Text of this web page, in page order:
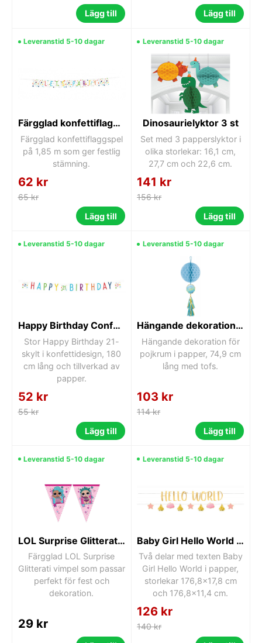
Lägg till
Lägg till
Leveranstid 5-10 dagar
Färgglad konfettiflaggspel 1,85 m
Färgglad konfettiflaggspel
på 1,85 m som ger festlig
stämning.
62 kr
65 kr
Lägg till
Leveranstid 5-10 dagar
Dinosaurielyktor 3 st
Set med 3 papperslyktor i
olika storlekar: 16,1 cm,
27,7 cm och 22,6 cm.
141 kr
156 kr
Lägg till
Leveranstid 5-10 dagar
Happy Birthday Confetti 21-skylt 180 cm
Stor Happy Birthday 21-
skylt i konfettidesign, 180
cm lång och tillverkad av
papper.
52 kr
55 kr
Lägg till
Leveranstid 5-10 dagar
Hängande dekoration för pojke med tofs
Hängande dekoration för
pojkrum i papper, 74,9 cm
lång med tofs.
103 kr
114 kr
Lägg till
Leveranstid 5-10 dagar
LOL Surprise Glitterati vimpel
Färgglad LOL Surprise
Glitterati vimpel som passar
perfekt för fest och
dekoration.
29 kr
Leveranstid 5-10 dagar
Baby Girl Hello World text 176,8 cm 2 delar
Två delar med texten Baby
Girl Hello World i papper,
storlekar 176,8×17,8 cm
och 176,8×11,4 cm.
126 kr
140 kr